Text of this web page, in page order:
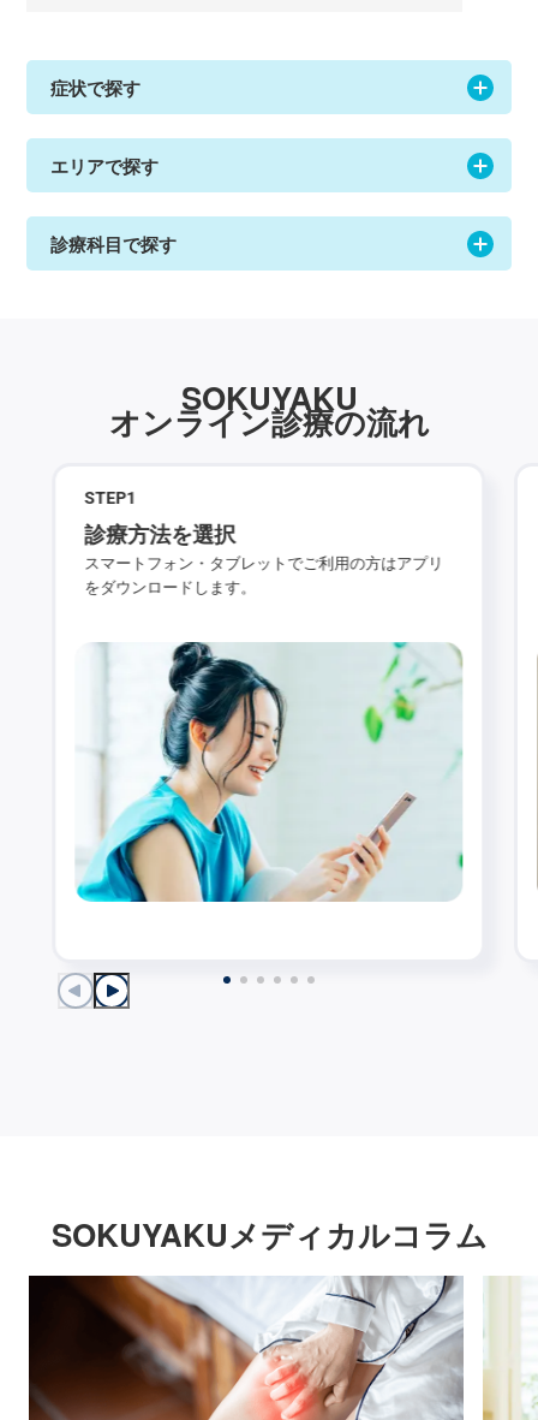
症状で探す
エリアで探す
診療科目で探す
SOKUYAKU
オンライン診療の流れ
STEP1
診療方法を選択
スマートフォン・タブレットでご利用の方はアプリ
をダウンロードします。
SOKUYAKUメディカルコラム